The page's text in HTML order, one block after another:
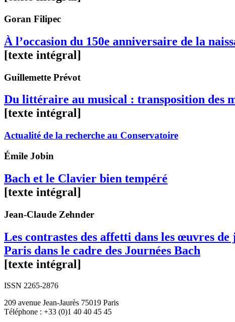
Goran Filipec
À l’occasion du 150e anniversaire de la
[texte intégral]
Guillemette Prévot
Du littéraire au musical : transposition des
[texte intégral]
Actualité de la recherche au Conservatoire
Émile Jobin
Bach et le Clavier bien tempéré
[texte intégral]
Jean-Claude Zehnder
Les contrastes des affetti dans les œuvres
Paris dans le cadre des Journées Bach
[texte intégral]
ISSN 2265-2876
209 avenue Jean-Jaurès 75019 Paris
Téléphone : +33 (0)1 40 40 45 45